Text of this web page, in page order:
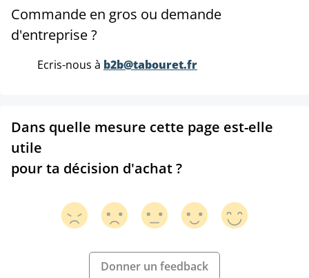
Commande en gros ou demande
d'entreprise ?
Ecris-nous à b2b@tabouret.fr
Dans quelle mesure cette page est-elle
utile
pour ta décision d'achat ?
Donner un feedback